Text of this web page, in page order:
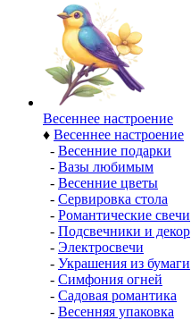
Весеннее настроение
♦ Весеннее настроение
- Весенние подарки
- Вазы любимым
- Весенние цветы
- Сервировка стола
- Романтические свечи
- Подсвечники и декор
- Электросвечи
- Украшения из бумаги
- Симфония огней
- Садовая романтика
- Весенняя упаковка